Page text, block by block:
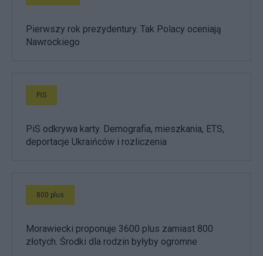
Pierwszy rok prezydentury. Tak Polacy oceniają
Nawrockiego
PiS
PiS odkrywa karty. Demografia, mieszkania, ETS,
deportacje Ukraińców i rozliczenia
800 plus
Morawiecki proponuje 3600 plus zamiast 800
złotych. Środki dla rodzin byłyby ogromne